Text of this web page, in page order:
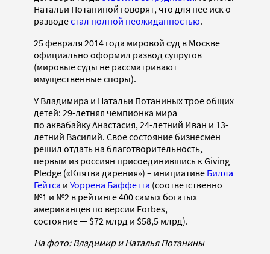
Натальи Потаниной говорят, что для нее иск о
разводестал полной неожиданностью.
25 февраля 2014 года мировой суд в Москве
официально оформил развод супругов
(мировые суды не рассматривают
имущественные споры).
У Владимира и Натальи Потаниных трое общих
детей: 29-летняя чемпионка мира
по аквабайку Анастасия, 24-летний Иван и 13-
летний Василий. Свое состояние бизнесмен
решил отдать на благотворительность,
первым из россиян присоединившись к Giving
Pledge («Клятва дарения») – инициативе Билла
Гейтса и Уоррена Баффетта (соответственно
№1 и №2 в рейтинге 400 самых богатых
американцев по версии Forbes,
состояние — $72 млрд и $58,5 млрд).
На фото: Владимир и Наталья Потанины